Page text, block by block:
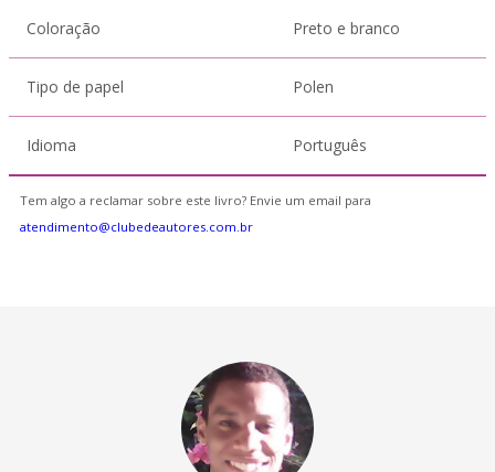
Coloração Preto e branco
Tipo de papel Polen
Idioma Português
Tem algo a reclamar sobre este livro? Envie um email para
atendimento@clubedeautores.com.br